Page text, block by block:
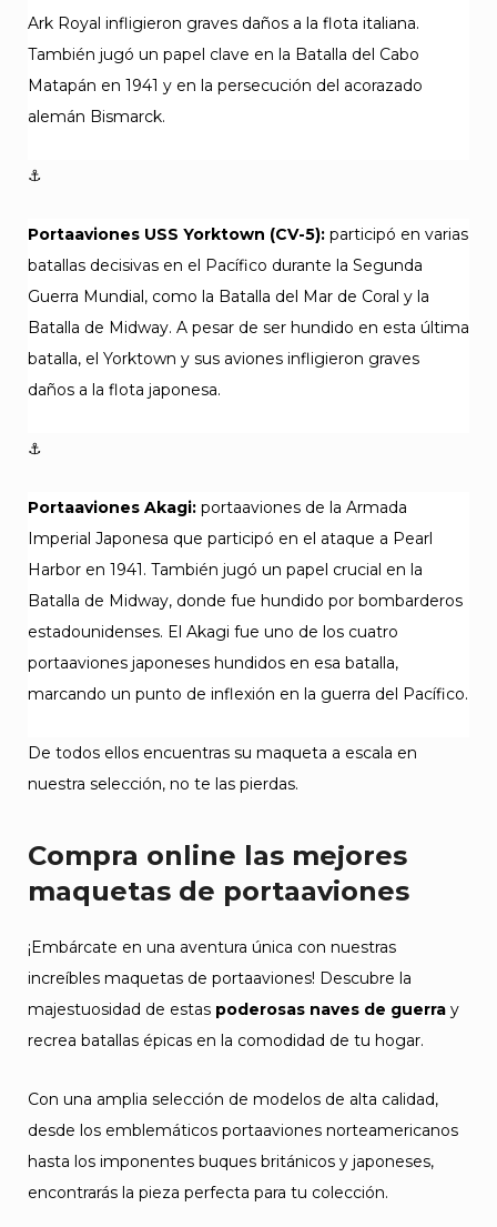
Ark Royal infligieron graves daños a la flota italiana.
También jugó un papel clave en la Batalla del Cabo
Matapán en 1941 y en la persecución del acorazado
alemán Bismarck.
⚓
Portaaviones USS Yorktown (CV-5): participó en varias
batallas decisivas en el Pacífico durante la Segunda
Guerra Mundial, como la Batalla del Mar de Coral y la
Batalla de Midway. A pesar de ser hundido en esta última
batalla, el Yorktown y sus aviones infligieron graves
daños a la flota japonesa.
⚓
Portaaviones Akagi: portaaviones de la Armada
Imperial Japonesa que participó en el ataque a Pearl
Harbor en 1941. También jugó un papel crucial en la
Batalla de Midway, donde fue hundido por bombarderos
estadounidenses. El Akagi fue uno de los cuatro
portaaviones japoneses hundidos en esa batalla,
marcando un punto de inflexión en la guerra del Pacífico.
De todos ellos encuentras su maqueta a escala en
nuestra selección, no te las pierdas.
Compra online las mejores
maquetas de portaaviones
¡Embárcate en una aventura única con nuestras
increíbles maquetas de portaaviones! Descubre la
majestuosidad de estas poderosas naves de guerra y
recrea batallas épicas en la comodidad de tu hogar.
Con una amplia selección de modelos de alta calidad,
desde los emblemáticos portaaviones norteamericanos
hasta los imponentes buques británicos y japoneses,
encontrarás la pieza perfecta para tu colección.